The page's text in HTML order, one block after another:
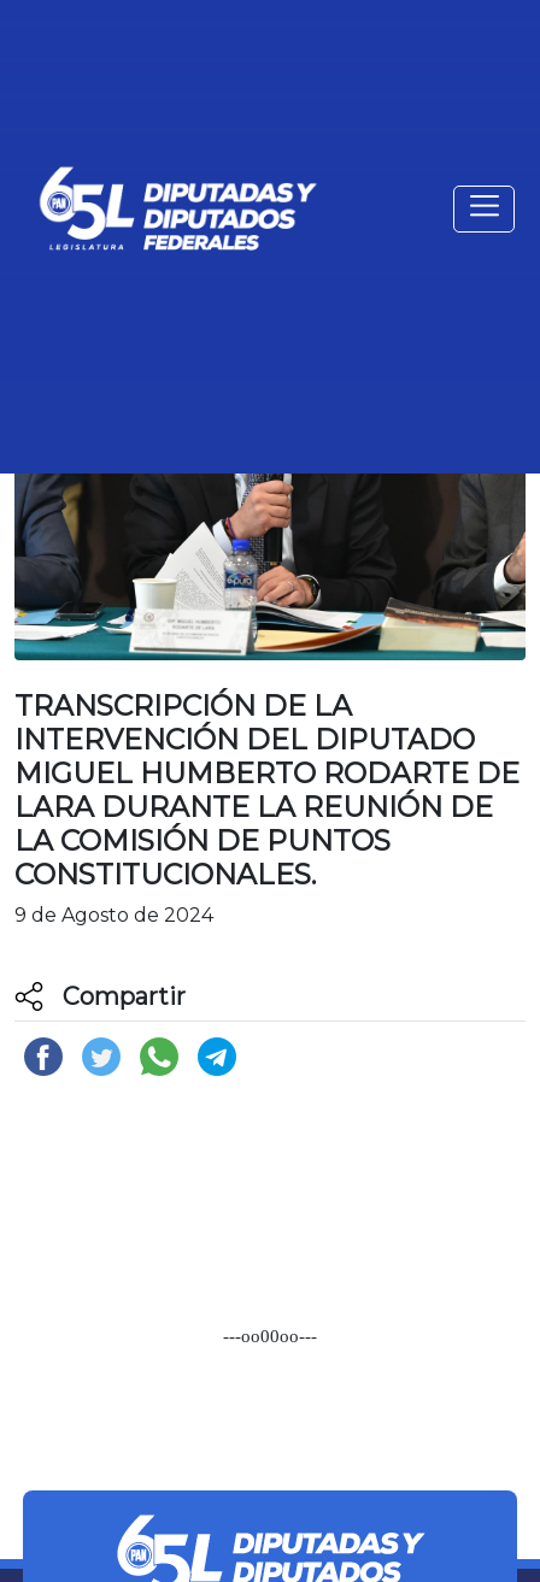
TRANSCRIPCIÓN DE LA
INTERVENCIÓN DEL DIPUTADO
MIGUEL HUMBERTO RODARTE DE
LARA DURANTE LA REUNIÓN DE
LA COMISIÓN DE PUNTOS
CONSTITUCIONALES.
9 de Agosto de 2024
Compartir
---oo00oo---